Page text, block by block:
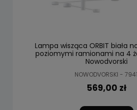
Lampa wisząca ORBIT biała
poziomymi ramionami na 4
Nowodvorski
NOWODVORSKI - 7941
569,00 zł